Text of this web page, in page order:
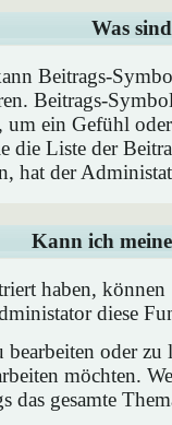
Was
Beitrags-
Beitrags-
um ein Gefühl
die Liste der
hat der
Kann ich
haben,
diese
bearbeiten oder
möchten.
das gesamte